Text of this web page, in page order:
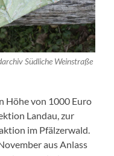
Südliche Weinstraße
Höhe von 1000 Euro
Landau, zur
im Pfälzerwald.
aus Anlass